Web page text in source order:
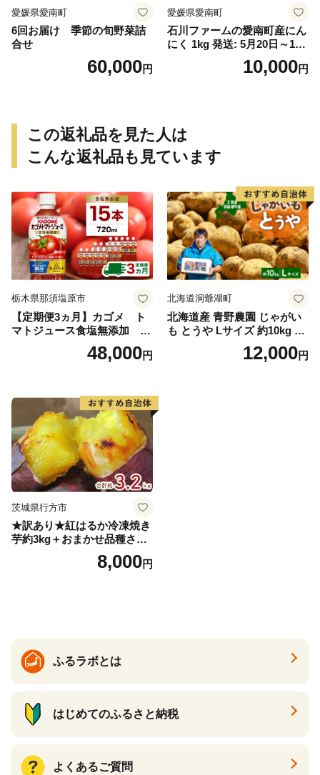
愛媛県愛南町
6回お届け 季節の旬野菜詰
合せ
60,000円
愛媛県愛南町
石川ファームの愛南町産にん
にく 1kg 発送: 5月20日～11
10,000円
この返礼品を見た人は
こんな返礼品も見ています
栃木県那須塩原市
【定期便3ヵ月】カゴメ ト
マトジュース食塩無添加 72
0ml PET×15本 1ケース 毎月
届く 3ヵ月 3回コース ns001-
48,000円
北海道洞爺湖町
北海道産 青野農園 じゃがい
も とうや Lサイズ 約10kg 20
26年10月初旬～12月下旬頃お
届け 先行予約 北海道 ジャガ
12,000円
茨城県行方市
★訳あり★紅はるか冷凍焼き
芋約3kg＋おまかせ品種さつ
まいも 合計約3.2kg｜さつ
まいも サツマイモ さつま芋
8,000円
ふるラボとは
はじめてのふるさと納税
よくあるご質問